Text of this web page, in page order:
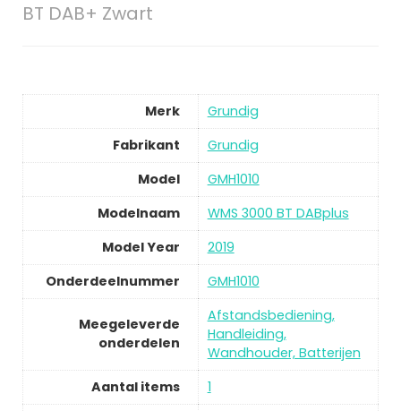
BT DAB+ Zwart
Merk
Grundig
Fabrikant
Grundig
Model
GMH1010
Modelnaam
WMS 3000 BT DABplus
Model Year
2019
Onderdeelnummer
GMH1010
Meegeleverde
onderdelen
Afstandsbediening,
Handleiding,
Wandhouder, Batterijen
Aantal items
1